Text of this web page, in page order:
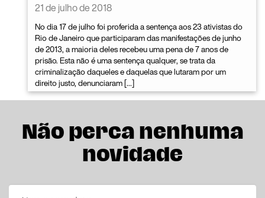
21 de julho de 2018
No dia 17 de julho foi proferida a sentença aos 23 ativistas do
Rio de Janeiro que participaram das manifestações de junho
de 2013, a maioria deles recebeu uma pena de 7 anos de
prisão. Esta não é uma sentença qualquer, se trata da
criminalização daqueles e daquelas que lutaram por um
direito justo, denunciaram […]
Não perca nenhuma
novidade